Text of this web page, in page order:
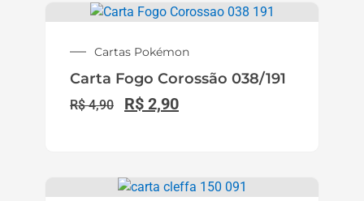
Cartas Pokémon
Carta Fogo Corossão 038/191
R$4,90 R$ 2,90